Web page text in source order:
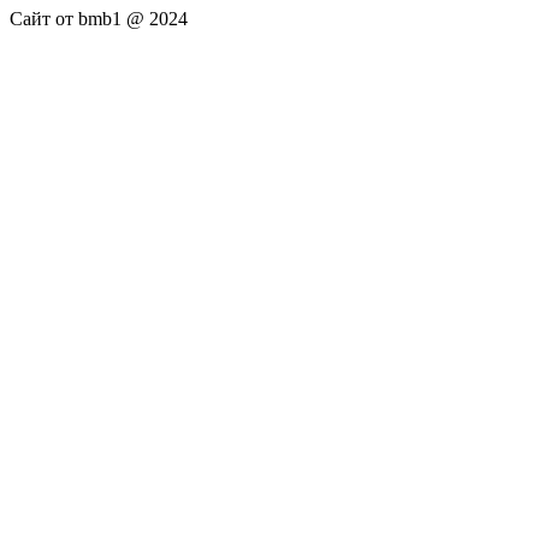
Сайт от bmb1 @ 2024